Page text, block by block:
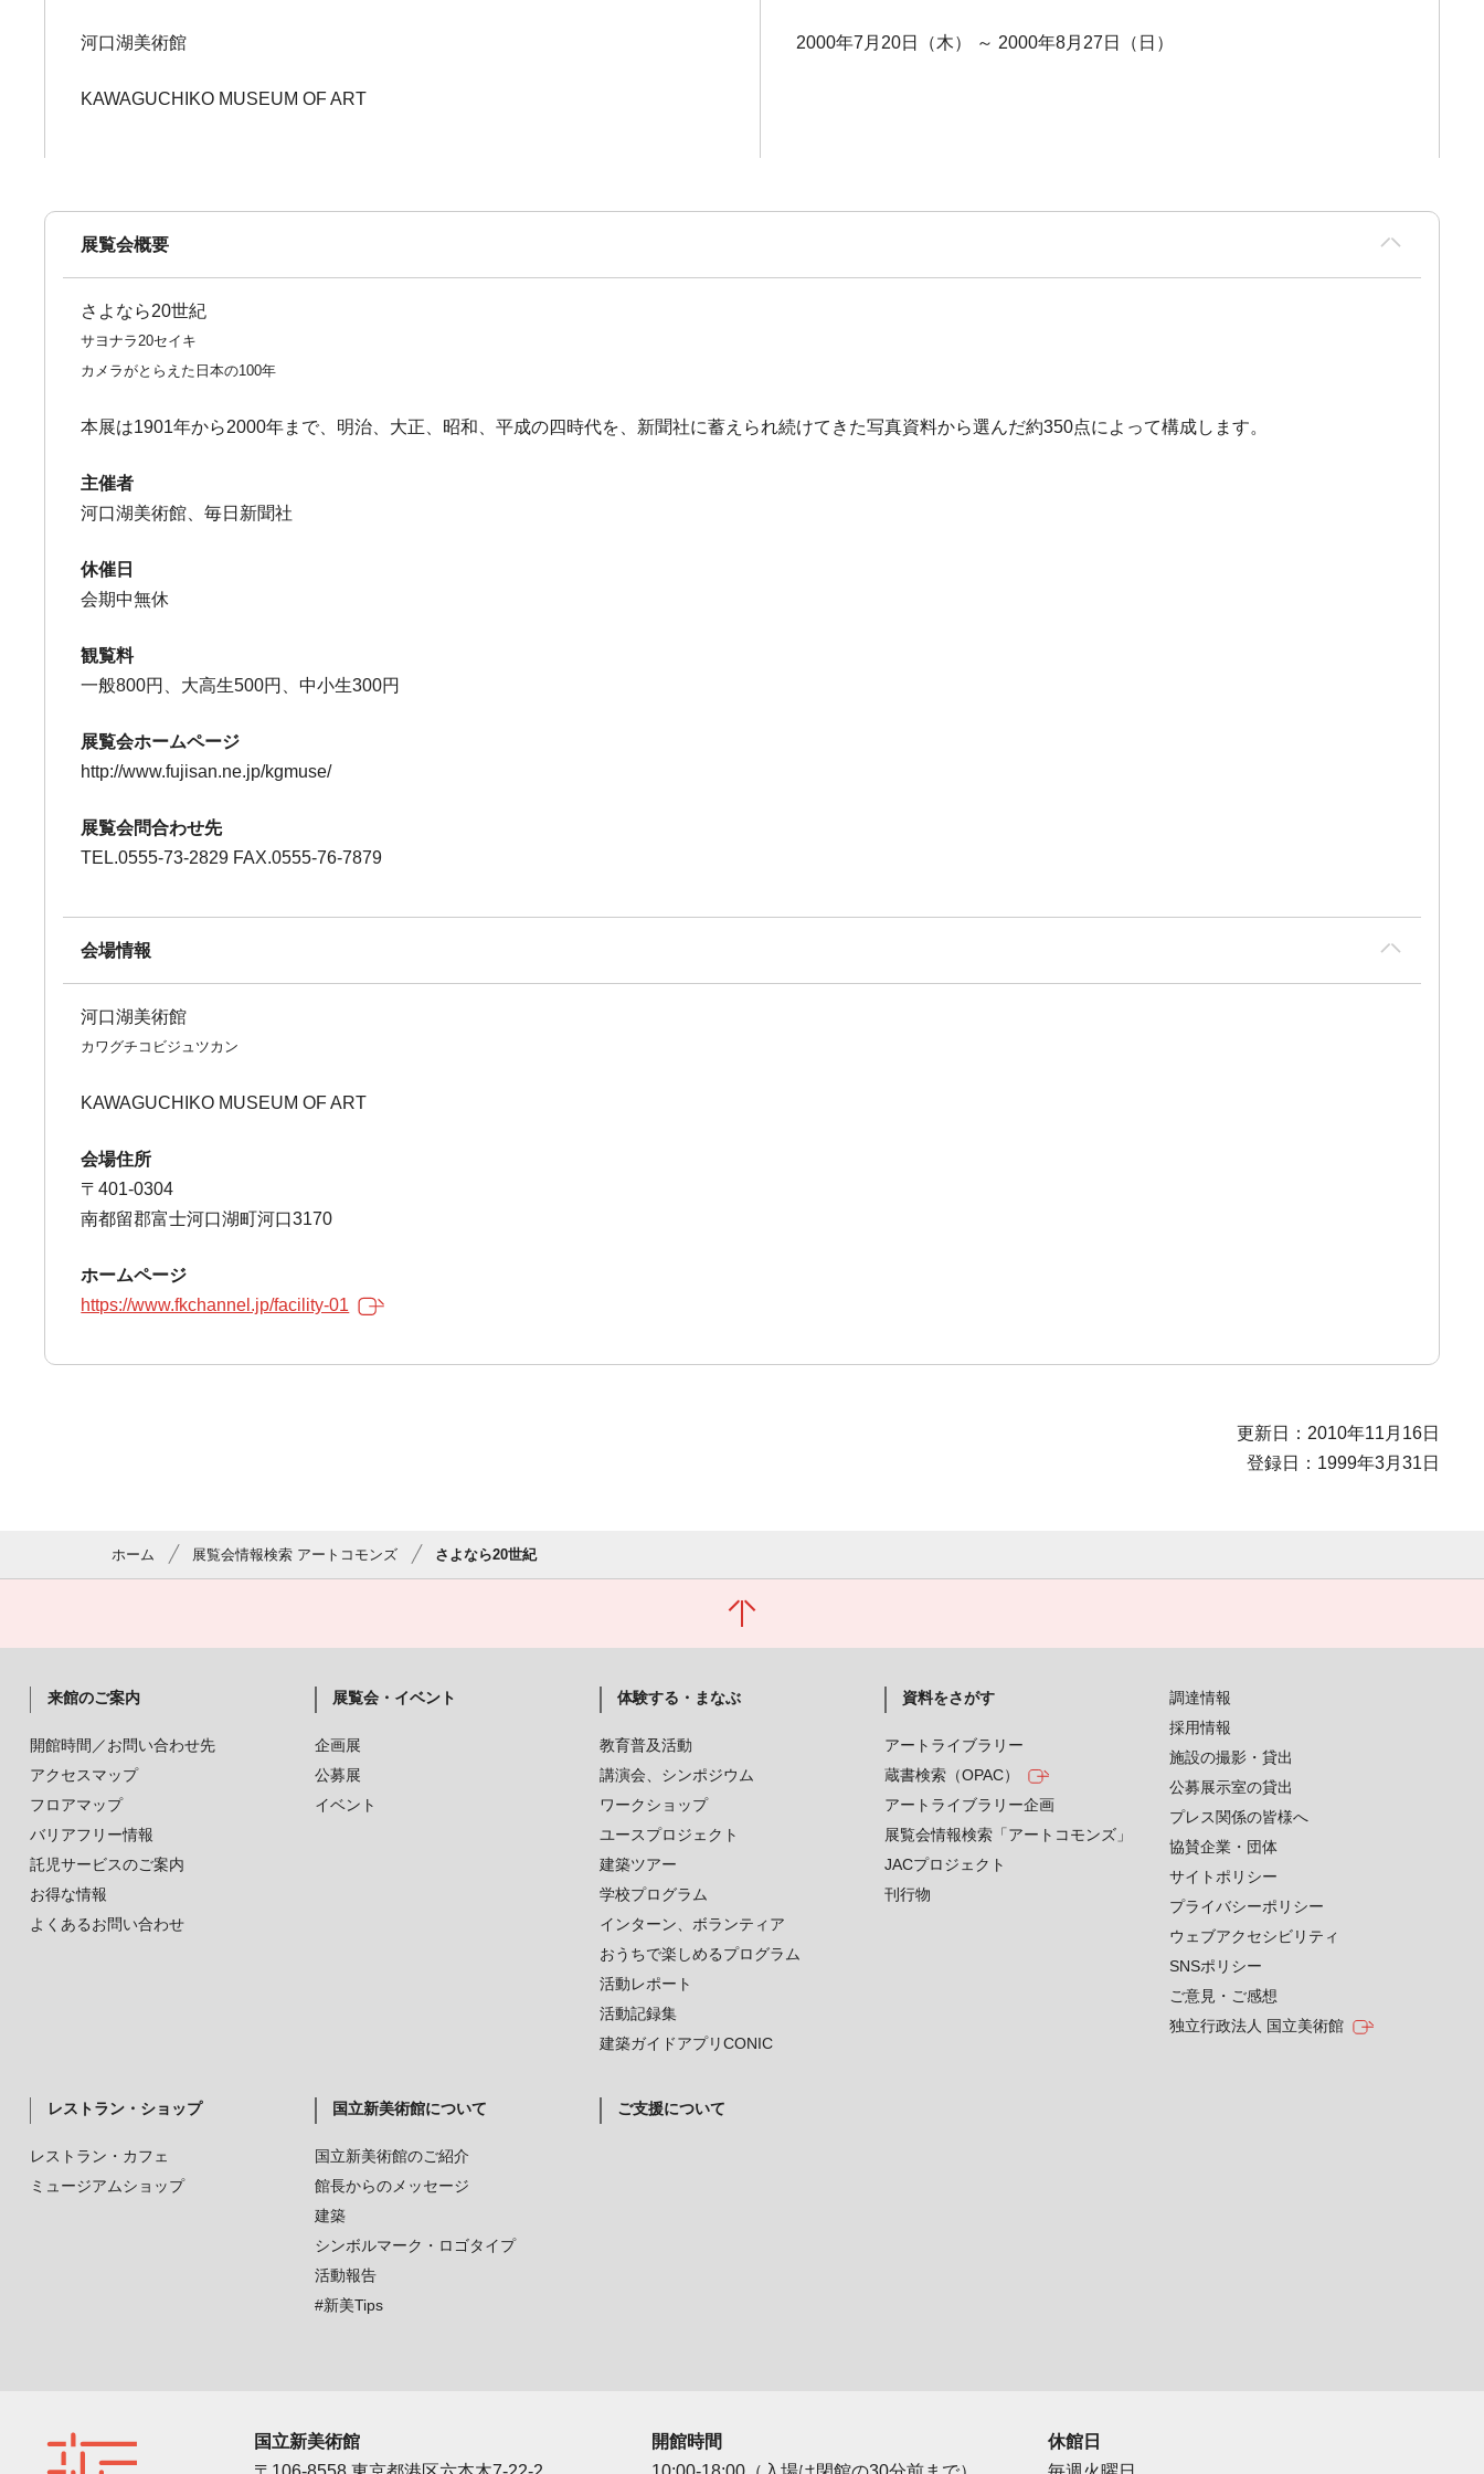
河口湖美術館
KAWAGUCHIKO MUSEUM OF ART
2000年7月20日（木） ～ 2000年8月27日（日）
展覧会概要
さよなら20世紀
サヨナラ20セイキ
カメラがとらえた日本の100年
本展は1901年から2000年まで、明治、大正、昭和、平成の四時代を、新聞社に蓄えられ続けてきた写真資料から選んだ約350点によって構成します。
主催者
河口湖美術館、毎日新聞社
休催日
会期中無休
観覧料
一般800円、大高生500円、中小生300円
展覧会ホームページ
http://www.fujisan.ne.jp/kgmuse/
展覧会問合わせ先
TEL.0555-73-2829 FAX.0555-76-7879
会場情報
河口湖美術館
カワグチコビジュツカン
KAWAGUCHIKO MUSEUM OF ART
会場住所
〒401-0304
南都留郡富士河口湖町河口3170
ホームページ
https://www.fkchannel.jp/facility-01
更新日：2010年11月16日
登録日：1999年3月31日
ホーム 展覧会情報検索 アートコモンズ さよなら20世紀
来館のご案内
開館時間／お問い合わせ先
アクセスマップ
フロアマップ
バリアフリー情報
託児サービスのご案内
お得な情報
よくあるお問い合わせ
展覧会・イベント
企画展
公募展
イベント
体験する・まなぶ
教育普及活動
講演会、シンポジウム
ワークショップ
ユースプロジェクト
建築ツアー
学校プログラム
インターン、ボランティア
おうちで楽しめるプログラム
活動レポート
活動記録集
建築ガイドアプリCONIC
資料をさがす
アートライブラリー
蔵書検索（OPAC）
アートライブラリー企画
展覧会情報検索「アートコモンズ」
JACプロジェクト
刊行物
レストラン・ショップ
レストラン・カフェ
ミュージアムショップ
国立新美術館について
国立新美術館のご紹介
館長からのメッセージ
建築
シンボルマーク・ロゴタイプ
活動報告
#新美Tips
ご支援について
調達情報
採用情報
施設の撮影・貸出
公募展示室の貸出
プレス関係の皆様へ
協賛企業・団体
サイトポリシー
プライバシーポリシー
ウェブアクセシビリティ
SNSポリシー
ご意見・ご感想
独立行政法人 国立美術館
国立新美術館
開館時間
休館日